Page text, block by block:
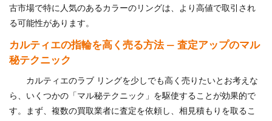
古市場で特に人気のあるカラーのリングは、より高値で取引され
る可能性があります。
カルティエの指輪を高く売る方法 — 査定アップのマル
秘テクニック
カルティエのラブ リングを少しでも高く売りたいとお考えな
ら、いくつかの「マル秘テクニック」を駆使することが効果的で
す。まず、複数の買取業者に査定を依頼し、相見積もりを取るこ